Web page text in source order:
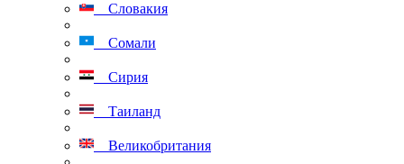
Словакия
Сомали
Сирия
Таиланд
Великобритания